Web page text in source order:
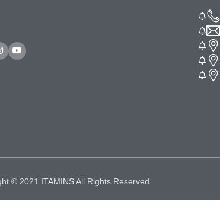
© 2021 ITAMINSAll Rights Reserved.